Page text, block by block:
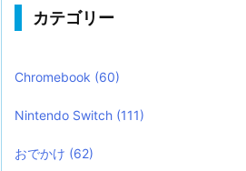
カテゴリー
Chromebook (60)
Nintendo Switch (111)
おでかけ (62)